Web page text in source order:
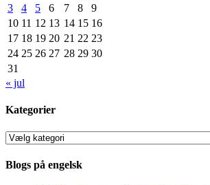
3
4 5 6 7 8
9
10 11 12 13 14 15 16
17 18 19 20 21 22 23
24 25 26 27 28 29 30
31
« jul
Kategorier
Kategorier
Blogs på engelsk